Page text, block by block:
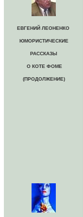
ЕВГЕНИЙ ЛЕОНЕНКО
ЮМОРИСТИЧЕСКИЕ
РАССКАЗЫ
О КОТЕ ФОМЕ
(ПРОДОЛЖЕНИЕ)